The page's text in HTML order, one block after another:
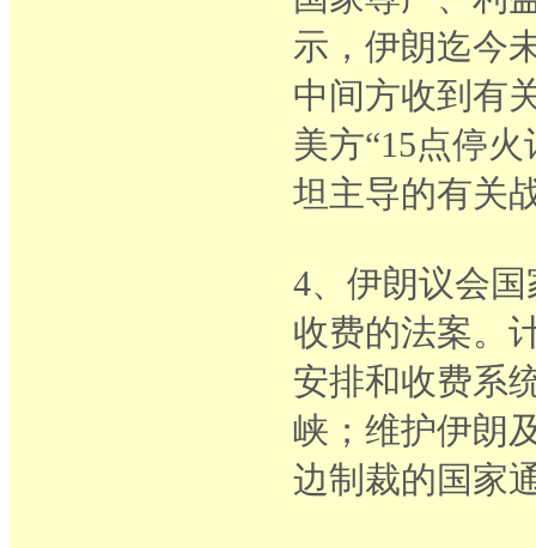
示，伊朗迄今
中间方收到有
美方“15点停
坦主导的有关
4、伊朗议会
收费的法案。
安排和收费系
峡；维护伊朗
边制裁的国家